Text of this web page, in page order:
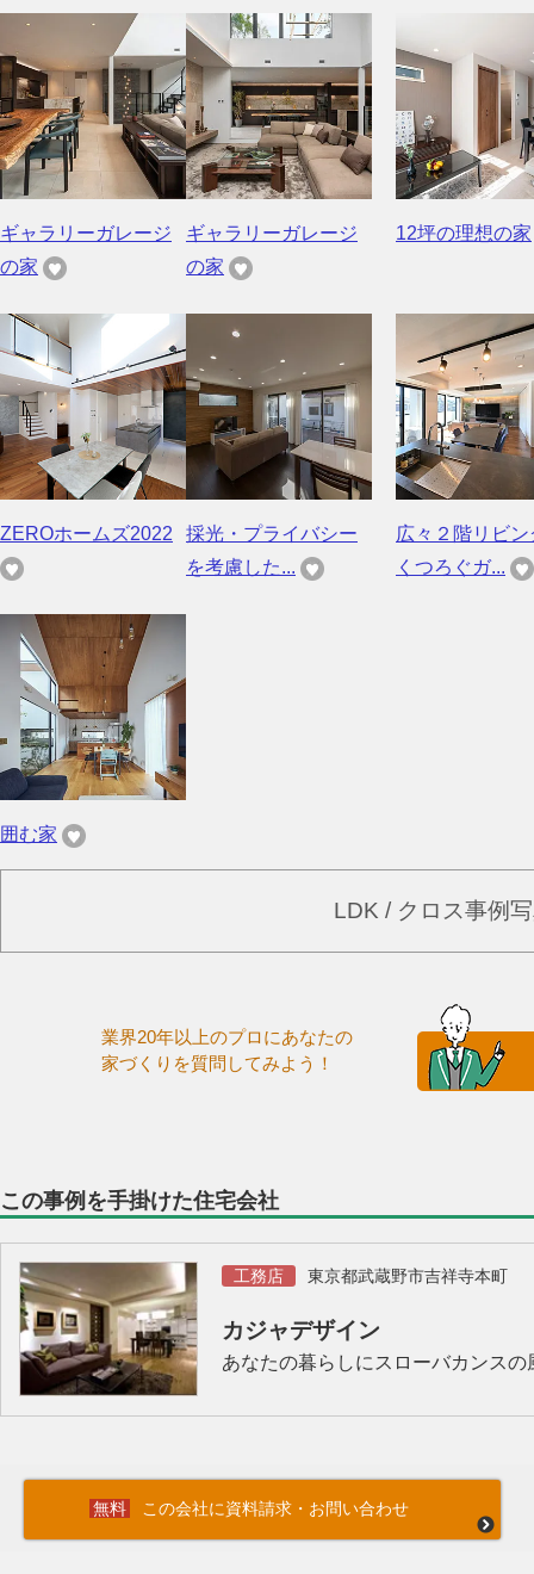
ギャラリーガレージ
の家
ギャラリーガレージ
の家
12坪の理想の家
ZEROホームズ2022
採光・プライバシー
を考慮した...
広々２階リビン
くつろぐガ...
囲む家
LDK / クロス事例
業界20年以上のプロにあなたの
家づくりを質問してみよう！
この事例を手掛けた住宅会社
工務店 東京都武蔵野市吉祥寺本町
カジャデザイン
あなたの暮らしにスローバカンス
この会社に資料請求・お問い合わせ